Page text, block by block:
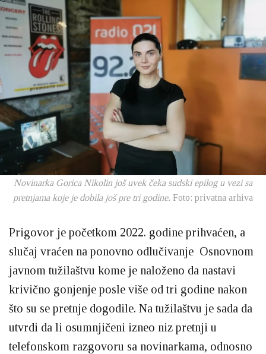
Novinarka Gorica Nikolin još uvek čeka sudski epilog u vezi sa
pretnjama koje je dobila još pre tri godine. Foto: privatna arhiva
Prigovor je početkom 2022. godine prihvaćen, a
slučaj vraćen na ponovno odlučivanje Osnovnom
javnom tužilaštvu kome je naloženo da nastavi
krivično gonjenje posle više od tri godine nakon
što su se pretnje dogodile. Na tužilaštvu je sada da
utvrdi da li osumnjičeni izneo niz pretnji u
telefonskom razgovoru sa novinarkama, odnosno